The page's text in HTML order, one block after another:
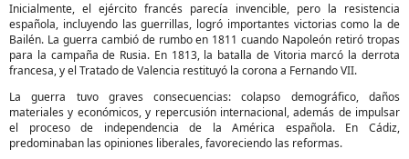
Inicialmente, el ejército francés parecía invencible, pero la resistencia
española, incluyendo las guerrillas, logró importantes victorias como la de
Bailén. La guerra cambió de rumbo en 1811 cuando Napoleón retiró tropas
para la campaña de Rusia. En 1813, la batalla de Vitoria marcó la derrota
francesa, y el Tratado de Valencia restituyó la corona a Fernando VII.
La guerra tuvo graves consecuencias: colapso demográfico, daños
materiales y económicos, y repercusión internacional, además de impulsar
el proceso de independencia de la América española. En Cádiz,
predominaban las opiniones liberales, favoreciendo las reformas.